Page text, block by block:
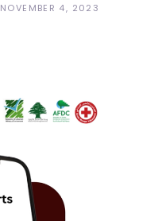
NOVEMBER 4, 2023